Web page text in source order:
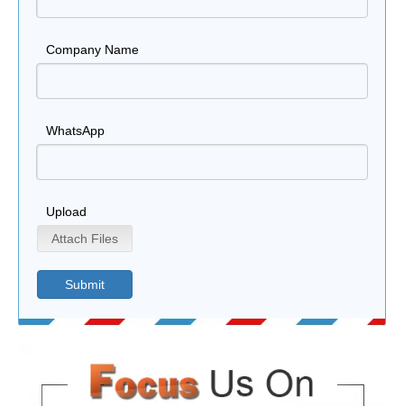
Company Name
WhatsApp
Upload
Attach Files
Submit